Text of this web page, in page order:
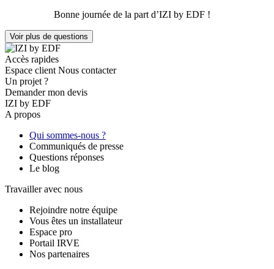
Bonne journée de la part d’IZI by EDF !
Voir plus de questions
Accès rapides
Espace client Nous contacter
Un projet ?
Demander mon devis
IZI by EDF
A propos
Qui sommes-nous ?
Communiqués de presse
Questions réponses
Le blog
Travailler avec nous
Rejoindre notre équipe
Vous êtes un installateur
Espace pro
Portail IRVE
Nos partenaires